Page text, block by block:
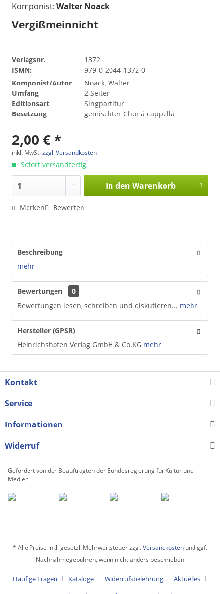
Komponist: Walter Noack
Vergißmeinnicht
Verlagsnr.
1372
ISMN:
979-0-2044-1372-0
Komponist/Autor
Noack, Walter
Umfang
2 Seiten
Editionsart
Singpartitur
Besetzung
gemischter Chor á cappella
2,00 € *
inkl. MwSt.zzgl. Versandkosten
Sofort versandfertig
In den Warenkorb
Merken Bewerten
Beschreibung
mehr
Bewertungen
0
Bewertungen lesen, schreiben und diskutieren... mehr
Hersteller (GPSR)
Heinrichshofen Verlag GmbH & Co.KG mehr
Kontakt
Service
Informationen
Widerruf
Gefördert von der Beauftragten der Bundesregierung für Kultur und
Medien
* Alle Preise inkl. gesetzl. Mehrwertsteuer zzgl.Versandkosten und ggf.
Nachnahmegebühren, wenn nicht anders beschrieben
Häufige Fragen Kataloge Widerrufsbelehrung
Aktuelles